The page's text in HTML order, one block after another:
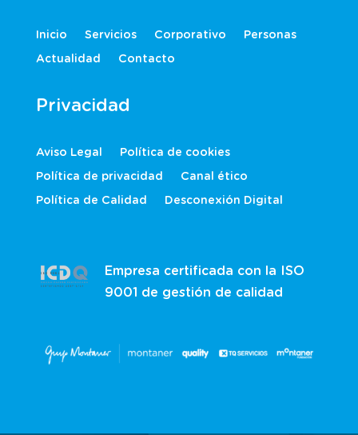
Inicio Servicios Corporativo Personas
Actualidad Contacto
Privacidad
Aviso Legal Política de cookies
Política de privacidad Canal ético
Política de Calidad Desconexión Digital
Empresa certificada con la ISO
9001 de gestión de calidad